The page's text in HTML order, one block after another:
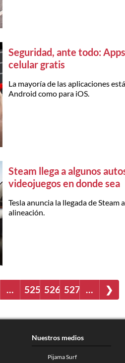
Seguridad, ante todo:
celular gratis
La mayoría de las aplicaciones
Android como para iOS.
Steam llega a algunos
videojuegos en donde sea
Tesla anuncia la llegada de Steam
alineación.
… 525 526 527 … ❯
Nuestros medios
Pijama Surf